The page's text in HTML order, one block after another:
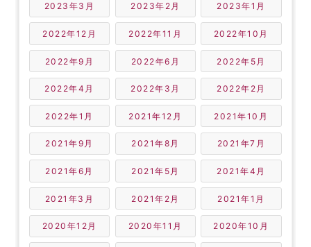
2023年3月 2023年2月 2023年1月
2022年12月 2022年11月 2022年10月
2022年9月 2022年6月 2022年5月
2022年4月 2022年3月 2022年2月
2022年1月 2021年12月 2021年10月
2021年9月 2021年8月 2021年7月
2021年6月 2021年5月 2021年4月
2021年3月 2021年2月 2021年1月
2020年12月 2020年11月 2020年10月